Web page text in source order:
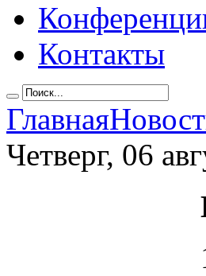
Контакты
Главная
Четверг, 06